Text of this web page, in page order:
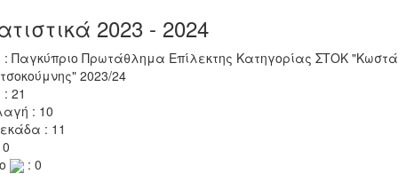
2023 - 2024
: Παγκύπριο Πρωτάθλημα Επίλεκτης Κατηγορίας ΣΤΟΚ
2023/24
21
: 10
: 11
: 0